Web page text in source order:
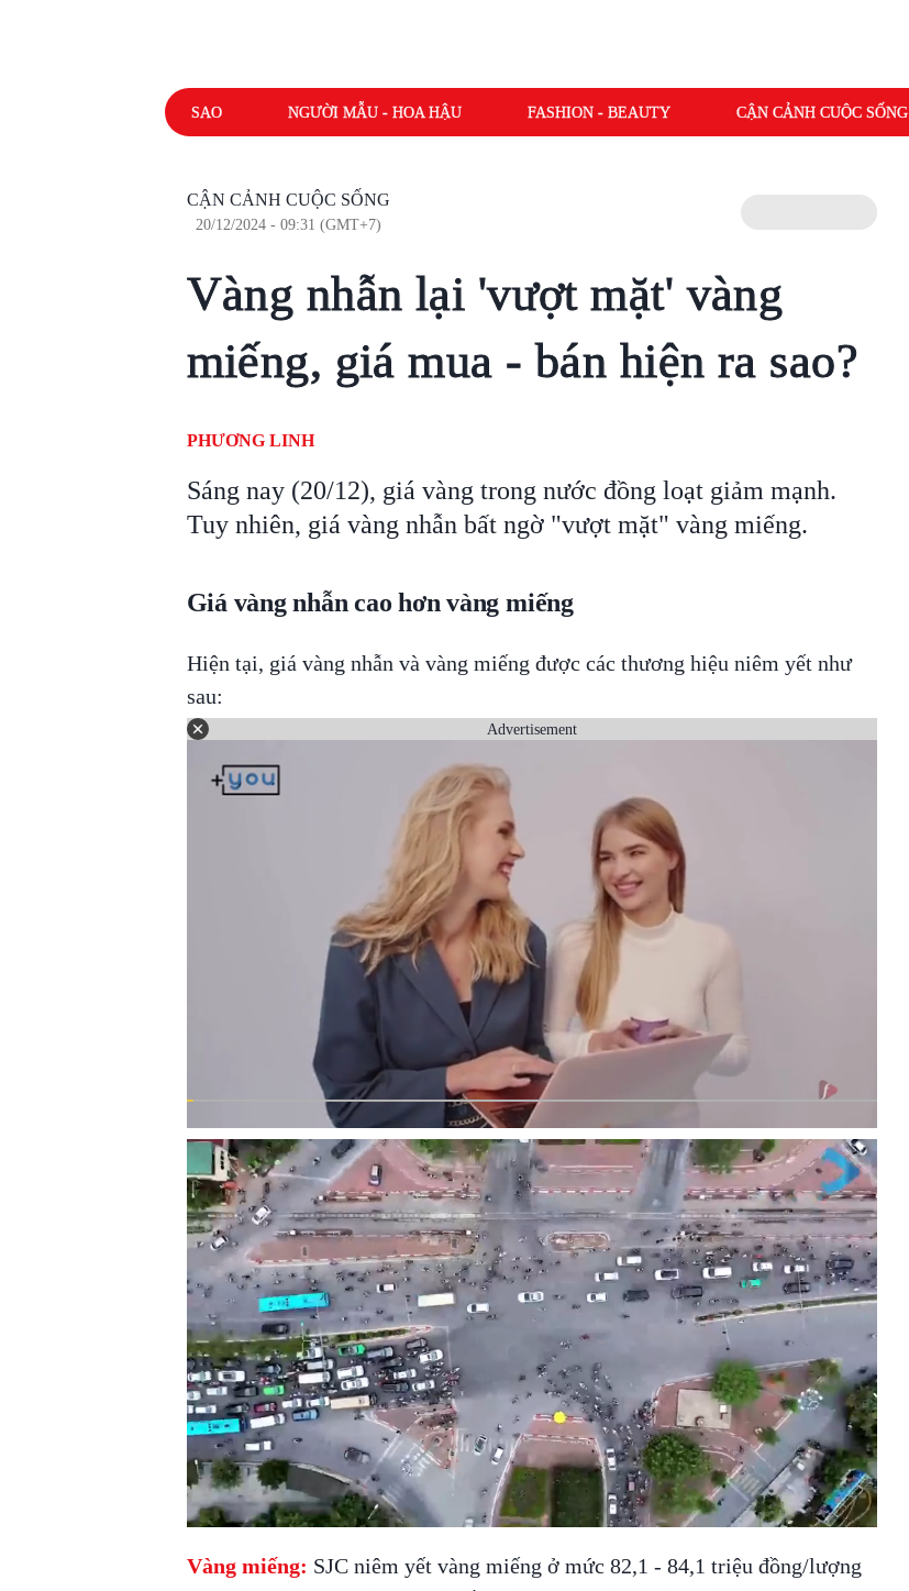
SAO NGƯỜI MẪU - HOA HẬU FASHION - BEAUTY CẬN CẢNH CUỘC SỐNG
CẬN CẢNH CUỘC SỐNG
20/12/2024 - 09:31 (GMT+7)
Vàng nhẫn lại 'vượt mặt' vàng
miếng, giá mua - bán hiện ra sao?
PHƯƠNG LINH
Sáng nay (20/12), giá vàng trong nước đồng loạt giảm mạnh.
Tuy nhiên, giá vàng nhẫn bất ngờ "vượt mặt" vàng miếng.
Giá vàng nhẫn cao hơn vàng miếng
Hiện tại, giá vàng nhẫn và vàng miếng được các thương hiệu niêm yết như
sau:
Advertisement
Vàng miếng: SJC niêm yết vàng miếng ở mức 82,1 - 84,1 triệu đồng/lượng